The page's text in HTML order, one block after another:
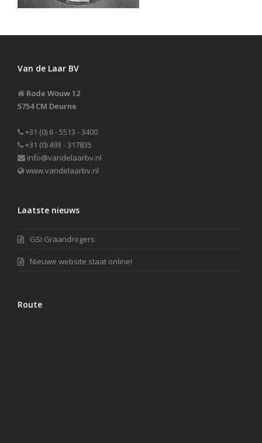
Van de Laar BV
Rode Wouw 12
5754 CM Deurne
+31 (0) 6 - 5513 - 3400
+31 (0) 493 - 317835
info@vandelaarbv.nl
www.vandelaarbv.nl
Laatste nieuws
GSI Graandrogers
Nieuwe website staat online!
Route